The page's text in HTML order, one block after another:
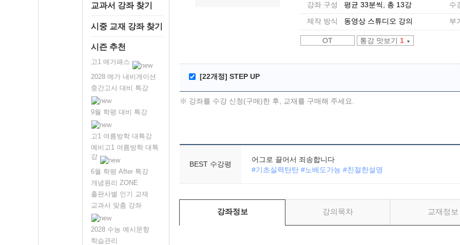
교과서 강좌 찾기
시중 교재 강좌 찾기
시즌 추천
고1 메가패스
2028 메가 내비게이션
중간고사 대비 특강
9월 학평 대비 특강
고1 여름방학 대특강
예비고1 여름방학 대특
강
6월 학평 After 특강
개념원리 ZONE
출판사별 인기 교재
교과서 맞춤 강좌
2028 수능 예시문항
학습관리
강좌 구성
평균 33분씩, 총 13강 수
제작 방식
동영상 스튜디오 강의 부
OT 통강 맛보기 1 ▼
[22개정] STEP UP
※ 강좌를 수강 신청(구매)한 후, 교재를 구매해 주세요.
BEST 수강평
어그로 끌어서 죄송합니다
#기초실력탄탄 #노베도가능 #친절한설명
강좌정보 강의목차 교재정보